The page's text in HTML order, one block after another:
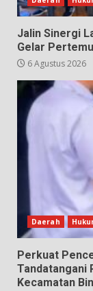
Jalin Sinergi
Gelar
6 Agustus 2026
Daerah
Perkuat
Tandatangani
Kecamatan